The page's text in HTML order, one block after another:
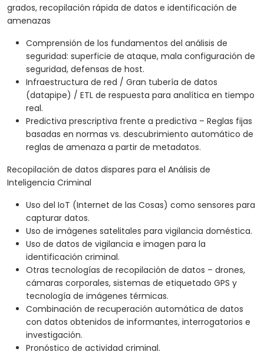
grados, recopilación rápida de datos e identificación de
amenazas
Comprensión de los fundamentos del análisis de
seguridad: superficie de ataque, mala configuración de
seguridad, defensas de host.
Infraestructura de red / Gran tubería de datos
(datapipe) / ETL de respuesta para analítica en tiempo
real.
Predictiva prescriptiva frente a predictiva – Reglas fijas
basadas en normas vs. descubrimiento automático de
reglas de amenaza a partir de metadatos.
Recopilación de datos dispares para el Análisis de
Inteligencia Criminal
Uso del IoT (Internet de las Cosas) como sensores para
capturar datos.
Uso de imágenes satelitales para vigilancia doméstica.
Uso de datos de vigilancia e imagen para la
identificación criminal.
Otras tecnologías de recopilación de datos – drones,
cámaras corporales, sistemas de etiquetado GPS y
tecnología de imágenes térmicas.
Combinación de recuperación automática de datos
con datos obtenidos de informantes, interrogatorios e
investigación.
Pronóstico de actividad criminal.